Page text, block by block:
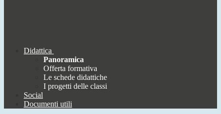
Didattica
Panoramica
Offerta formativa
Le schede didattiche
I progetti delle classi
Social
Documenti utili